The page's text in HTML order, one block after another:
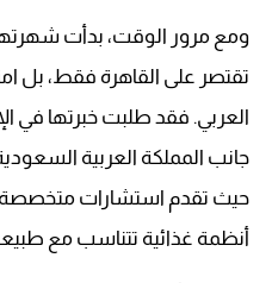
ومع مرور الوقت، بدأت
تقتصر على القاهرة فقط، بل
العربي. فقد طلبت خبرتها في
جانب المملكة العربية
حيث تقدم استشارات متخصصة
أنظمة غذائية تتناسب مع